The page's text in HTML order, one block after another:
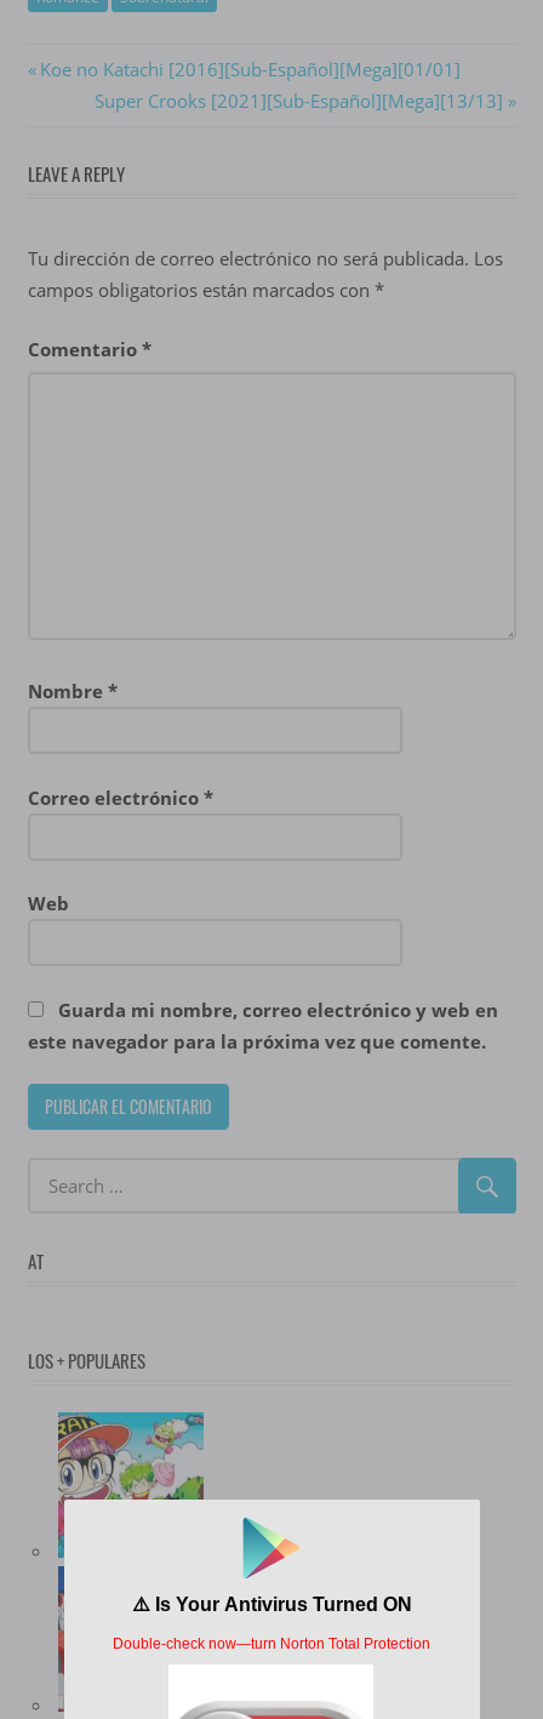
Navegación
entradas
Previous
Koe no Katachi [2016][Sub-Español][Mega][01/01]
Next
Super Crooks [2021][Sub-Español][Mega][13/13]
LEAVE A REPLY
Tu dirección de correo electrónico no será publicada. Los
campos obligatorios están marcados con *
Comentario *
Nombre *
Correo electrónico *
Web
Guarda mi nombre, correo electrónico y web en
este navegador para la próxima vez que comente.
AT
LOS + POPULARES
(12.738)
(10.347)